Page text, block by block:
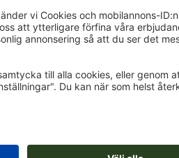
Affischer ensidig A1-halv